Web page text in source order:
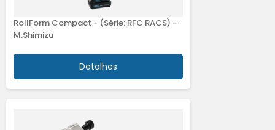
RollForm Compact - (Série: RFC RACS) –
M.Shimizu
Detalhes